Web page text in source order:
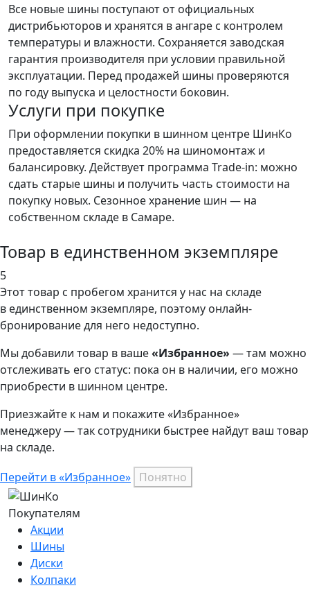
Все новые шины поступают от официальных
дистрибьюторов и хранятся в ангаре с контролем
температуры и влажности. Сохраняется заводская
гарантия производителя при условии правильной
эксплуатации. Перед продажей шины проверяются
по году выпуска и целостности боковин.
Услуги при покупке
При оформлении покупки в шинном центре ШинКо
предоставляется скидка 20% на шиномонтаж и
балансировку. Действует программа Trade-in: можно
сдать старые шины и получить часть стоимости на
покупку новых. Сезонное хранение шин — на
собственном складе в Самаре.
Товар в единственном экземпляре
5
Этот товар с пробегом хранится у нас на складе
в единственном экземпляре, поэтому онлайн-
бронирование для него недоступно.
Мы добавили товар в ваше«Избранное» — там можно
отслеживать его статус: пока он в наличии, его можно
приобрести в шинном центре.
Приезжайте к нам и покажите «Избранное»
менеджеру — так сотрудники быстрее найдут ваш товар
на складе.
Перейти в «Избранное» Понятно
Покупателям
Акции
Шины
Диски
Колпаки